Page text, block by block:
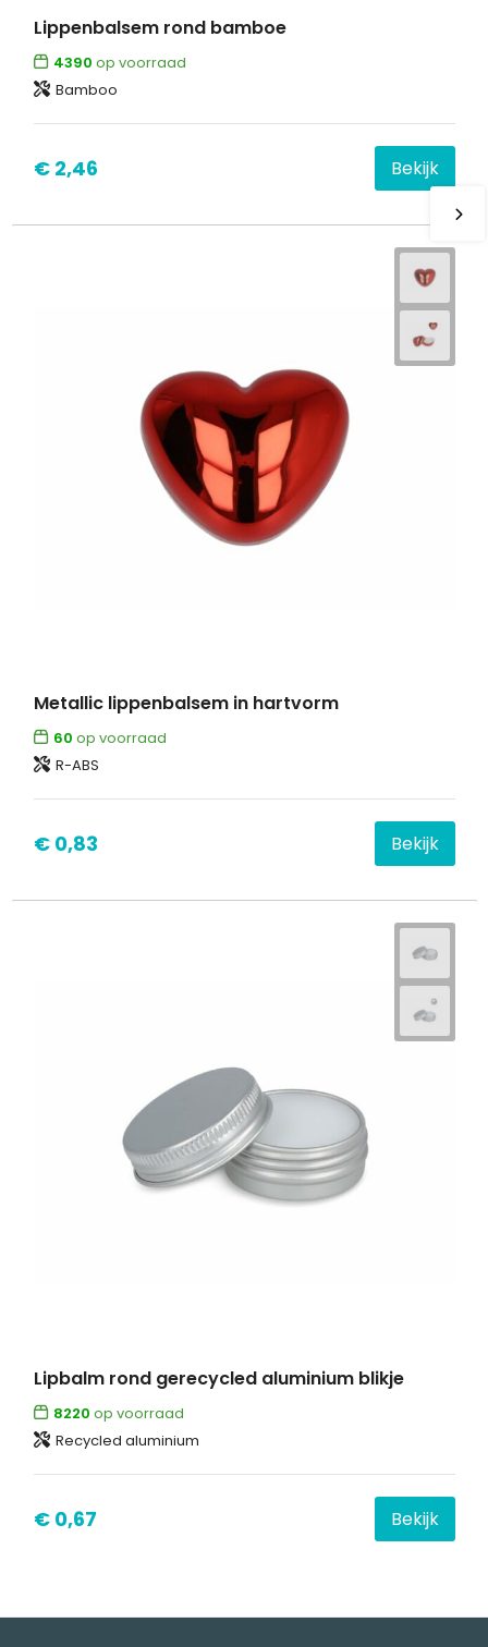
Lippenbalsem rond bamboe
4390 op voorraad
Bamboo
€ 2,46 Bekijk
Metallic lippenbalsem in hartvorm
60 op voorraad
R-ABS
€ 0,83 Bekijk
Lipbalm rond gerecycled aluminium blikje
8220 op voorraad
Recycled aluminium
€ 0,67 Bekijk